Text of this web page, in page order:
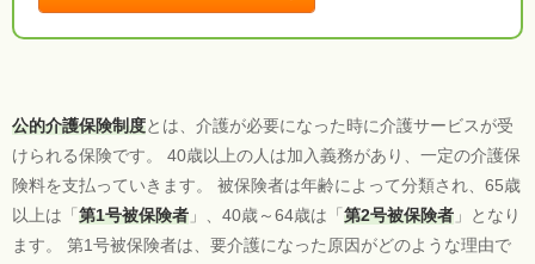
公的介護保険制度とは、介護が必要になった時に介護サービスが受
けられる保険です。 40歳以上の人は加入義務があり、一定の介護保
険料を支払っていきます。 被保険者は年齢によって分類され、65歳
以上は「 第1号被保険者 」、40歳～64歳は「 第2号被保険者 」となり
ます。 第1号被保険者は、要介護になった原因がどのような理由で